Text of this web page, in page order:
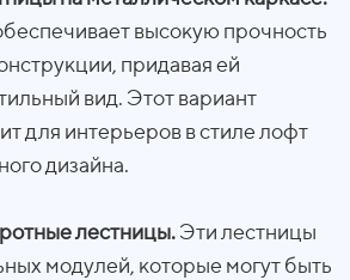
высокую прочность
придавая ей
вид. Этот вариант
для интерьеров в стиле лофт
дизайна.
лестницы.Эти лестницы
модулей, которые могут быть